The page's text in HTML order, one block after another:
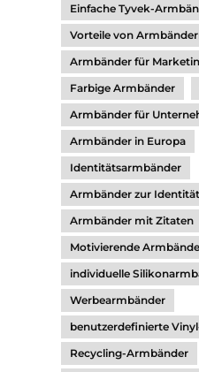
Einfache Tyvek-
Vorteile von
Armbänder für
Farbige Armbänder
Armbänder für
Armbänder in Europa
Identitätsarmbänder
Armbänder zur
Armbänder mit Zitaten
Motivierende
individuelle
Werbearmbänder
benutzerdefinierte
Recycling-Armbänder